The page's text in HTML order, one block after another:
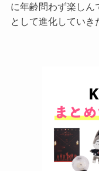
に年齢問わず楽しん
として進化していき